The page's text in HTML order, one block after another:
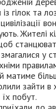
гілок та
Жителі
у
матиме
зайти в
побут.